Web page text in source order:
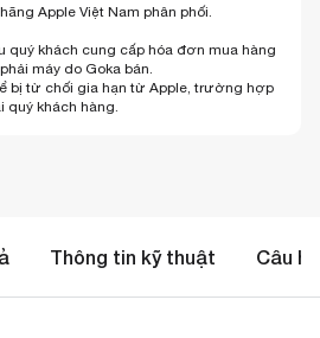
Apple Việt Nam phân phối.
quý khách cung cấp hóa đơn mua hàng
máy do Goka bán.
bị từ chối gia hạn từ Apple, trường hợp
quý khách hàng.
Thông tin kỹ thuật Câu